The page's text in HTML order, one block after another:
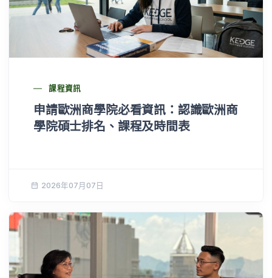
課程資訊
申請歐洲商學院必看資訊：認識歐洲商
學院碩士排名、課程及時間表
2026年07月07日